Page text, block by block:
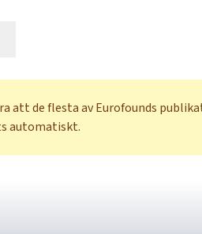
att de flesta av Eurofounds
automatiskt.